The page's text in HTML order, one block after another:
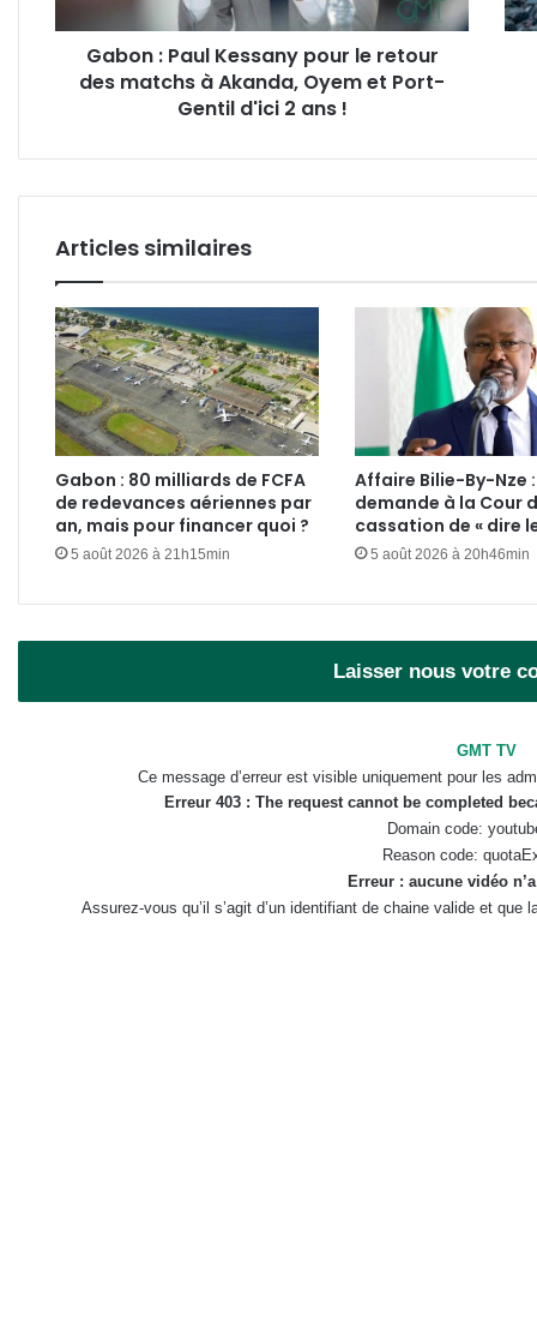
matchs
Akanda,
Port-
ans
!
Gabon : Paul Kessany pour le retour
des matchs à Akanda, Oyem et Port-
Gentil d'ici 2 ans !
BCC
Articles similaires
Gabon : 80 milliards de FCFA
de redevances aériennes par
an, mais pour financer quoi ?
5 août 2026 à 21h15min
Affaire Bilie-By-Nze :
demande à la Cour
cassation de « dire
5 août 2026 à 20h46min
Laisser nous votre
GMT TV
Ce message d’erreur est visible uniquement pour les
Erreur 403 : The request cannot be completed
Domain code:
Reason code:
Erreur : aucune vidéo
Assurez-vous qu’il s’agit d’un identifiant de chaine valide et